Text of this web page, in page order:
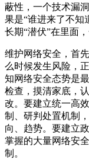
蔽性，一个技术漏
果是“谁进来了不知
长期“潜伏”在里面
维护网络安全，首
么时候发生风险，
知网络安全态势是
检查，摸清家底，
改。要建立统一高
制、研判处置机制
向、趋势。要建立
掌握的大量网络安
制。